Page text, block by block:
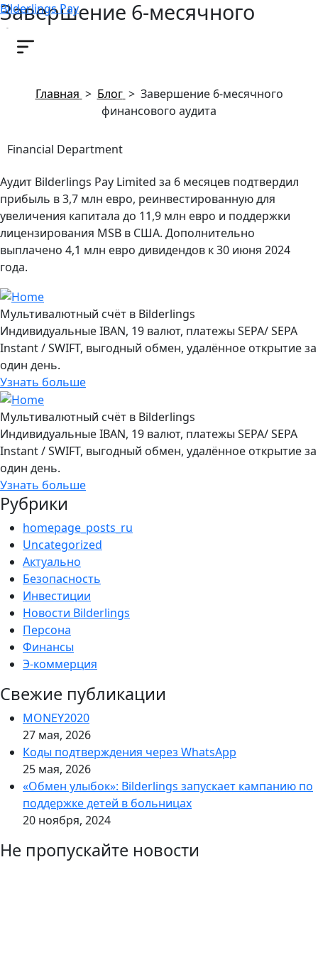
Bilderlings Pay
Завершение 6-месячного
финансового аудита
Главная > Блог > Завершение 6-месячного
финансового аудита
Financial Department
Аудит Bilderlings Pay Limited за 6 месяцев подтвердил
прибыль в 3,7 млн евро, реинвестированную для
увеличения капитала до 11,9 млн евро и поддержки
лицензирования MSB в США. Дополнительно
выплачено 4,1 млн евро дивидендов к 30 июня 2024
года.
Мультивалютный счёт в Bilderlings
Индивидуальные IBAN, 19 валют, платежы SEPA/ SEPA
Instant / SWIFT, выгодный обмен, удалённое открытие за
один день.
Узнать больше
Мультивалютный счёт в Bilderlings
Индивидуальные IBAN, 19 валют, платежы SEPA/ SEPA
Instant / SWIFT, выгодный обмен, удалённое открытие за
один день.
Узнать больше
Рубрики
homepage_posts_ru
Uncategorized
Актуально
Безопасность
Инвестиции
Новости Bilderlings
Персона
Финансы
Э-коммерция
Свежие публикации
MONEY2020
27 мая, 2026
Коды подтверждения через WhatsApp
25 мая, 2026
«Обмен улыбок»: Bilderlings запускает кампанию по
поддержке детей в больницах
20 ноября, 2024
Не пропускайте новости